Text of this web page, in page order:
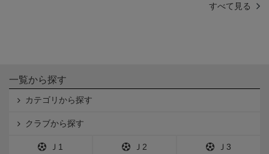
すべて見る
一覧から探す
カテゴリから探す
クラブから探す
Ｊ1 Ｊ2 Ｊ3